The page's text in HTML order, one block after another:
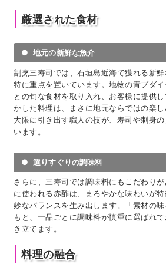
厳選された食材
地元の新鮮な魚介
割烹三寿司では、石垣島近海で獲れる新
特に重点を置いています。地物の青ブダ
との旬な食材を取り入れ、お客様に提供
かした料理は、まさに地元ならではの楽
大限に引き出す職人の技が、寿司や刺身
います。
選りすぐりの調味料
さらに、三寿司では調味料にもこだわり
に使われる赤酢は、まろやかな味わいが
妙なバランスを生み出します。「素材の
もと、一品ごとに調味料が慎重に選ばれ
き立てます。
料理の融合